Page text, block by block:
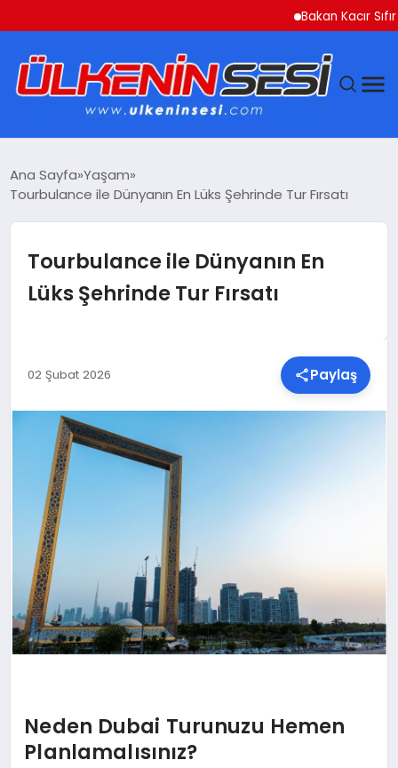
Bakan Kacır Sıfır Atık
GÜNDEM
MAGAZIN
SPOR
TEKNOLOJI
YAŞAM
MALATYA HABERLERI
Ana Sayfa Yaşam
Tourbulance ile Dünyanın En Lüks Şehrinde Tur Fırsatı
Tourbulance ile Dünyanın En
Lüks Şehrinde Tur Fırsatı
02 Şubat 2026 Paylaş
Neden Dubai Turunuzu Hemen
Planlamalısınız?